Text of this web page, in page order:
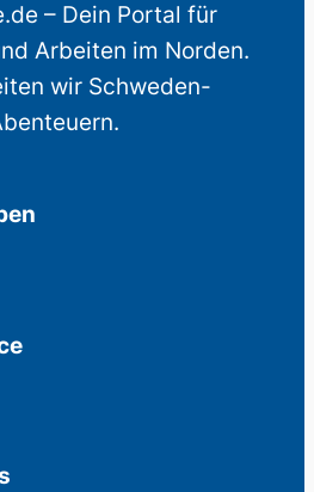
– Dein Portal für
Arbeiten im Norden.
wir Schweden-